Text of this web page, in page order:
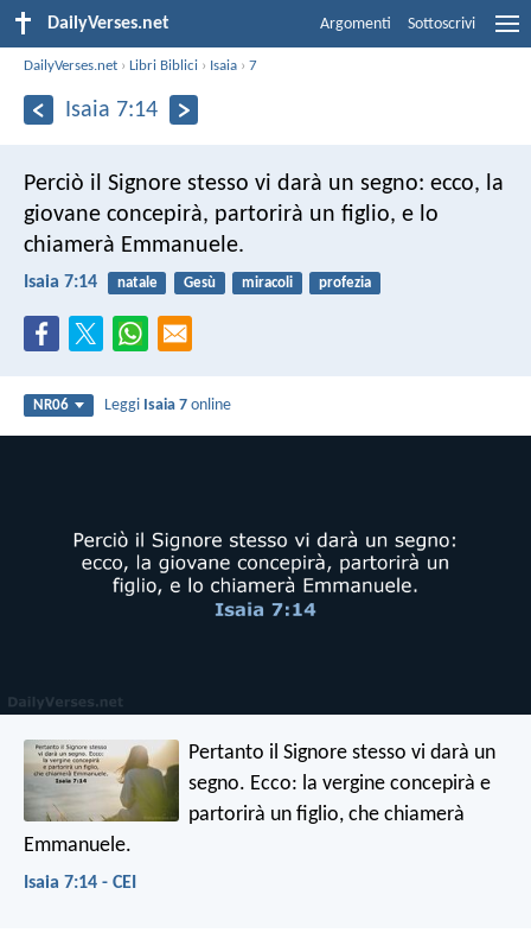
DailyVerses.net Argomenti Sottoscrivi
DailyVerses.net ›Libri Biblici › Isaia ›7
Isaia 7:14
Perciò il Signore stesso vi darà un segno: ecco, la
giovane concepirà, partorirà un figlio, e lo
chiamerà Emmanuele.
Isaia 7:14 natale Gesù miracoli profezia
NR06 Leggi Isaia 7 online
Pertanto il Signore stesso vi darà un
segno. Ecco: la vergine concepirà e
partorirà un figlio, che chiamerà
Emmanuele.
Isaia 7:14 - CEI